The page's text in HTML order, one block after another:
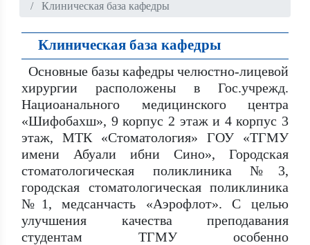
Клиническая база кафедры
Клиническая база кафедры
Основные базы кафедры челюстно-лицевой
хирургии расположены в Гос.учрежд.
Нациоанального медицинского центра
«Шифобахш», 9 корпус 2 этаж и 4 корпус 3
этаж, МТК «Стоматология» ГОУ «ТГМУ
имени Абуали ибни Сино», Городская
стоматологическая поликлиника №3,
городская стоматологическая поликлиника
№1, медсанчасть «Аэрофлот». С целью
улучшения качества преподавания
студентам ТГМУ особенно